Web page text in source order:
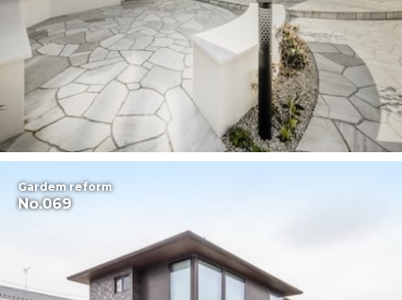
Gardem reform
No.069